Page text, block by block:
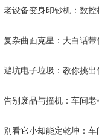
老设备变身印钞机：数
复杂曲面克星：大白话
避坑电子垃圾：教你挑
告别废品与撞机：车间
别看它小却能定乾坤：